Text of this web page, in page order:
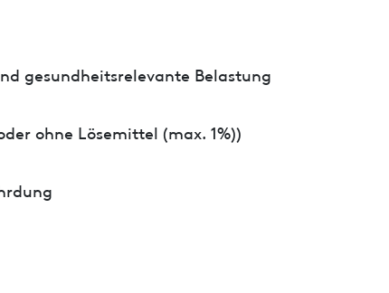
gesundheitsrelevante Belastung
ohne Lösemittel (max. 1%))